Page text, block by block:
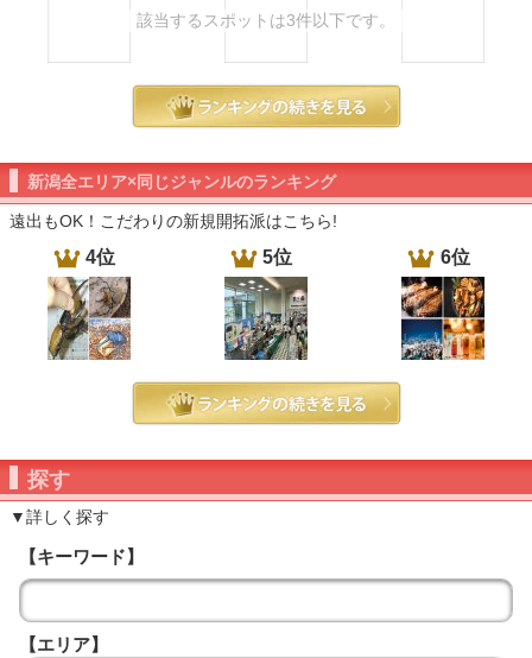
該当するスポットは3件以下です。
新潟全エリア×同じジャンルのランキング
遠出もOK！こだわりの新規開拓派はこちら!
4位 5位 6位
探す
▼詳しく探す
【キーワード】
【エリア】